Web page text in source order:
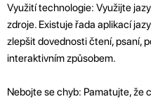
Využití technologie: Využijte
zdroje. Existuje řada aplikací
zlepšit dovednosti čtení, psaní,
interaktivním způsobem.
Nebojte se chyb: Pamatujte, že